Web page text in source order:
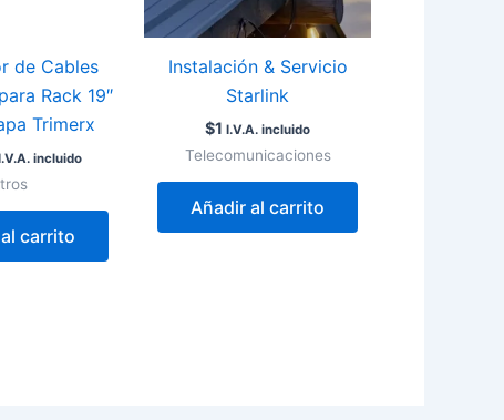
de Cables
Rack 19″
Trimerx
incluido
carrito
Instalación & Servicio
Starlink
$1 I.V.A. incluido
Telecomunicaciones
Añadir al carrito